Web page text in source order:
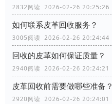
2832阅读 2026-02-26 20:25:26
如何联系皮革回收服务？
3005阅读 2026-02-26 20:24:44
回收的皮革如何保证质量？
2940阅读 2026-02-26 20:24:21
皮革回收前需要做哪些准备？
2920阅读 2026-02-26 20:24:01